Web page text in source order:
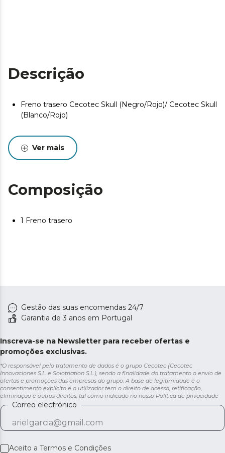
Descrição
Freno trasero Cecotec Skull (Negro/Rojo)/ Cecotec Skull
(Blanco/Rojo)
Ver mais
Composição
1 Freno trasero
Gestão das suas encomendas 24/7
Garantia de 3 anos em Portugal
Inscreva-se na Newsletter para receber ofertas e
promoções exclusivas.
*O responsável pelo tratamento de dados é o grupo Cecotec (Cecotec
Innovaciones S.L. e Solotriatlon S.L.), sendo a finalidade do tratamento o envio de
ofertas e promoções das empresas do grupo. A base de legitimidade é o
consentimento explícito e o utilizador tem o direito de acesso, retificação,
eliminação e outros direitos, tal como indicado no nosso Política de privacidade
Correo electrónico
Aceito a Termos e Condições